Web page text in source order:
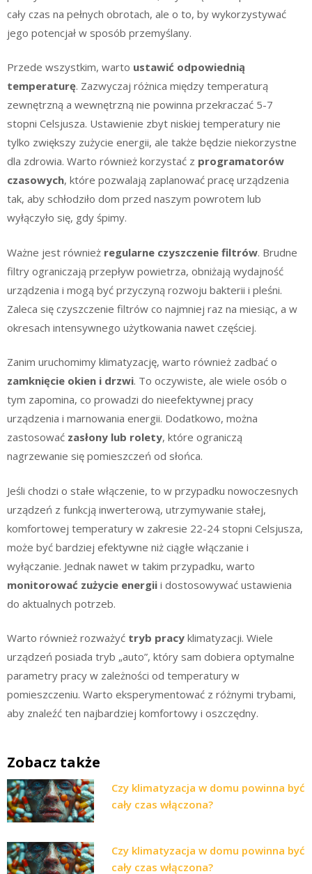
cały czas na pełnych obrotach, ale o to, by wykorzystywać
jego potencjał w sposób przemyślany.
Przede wszystkim, warto ustawić odpowiednią
temperaturę. Zazwyczaj różnica między temperaturą
zewnętrzną a wewnętrzną nie powinna przekraczać 5-7
stopni Celsjusza. Ustawienie zbyt niskiej temperatury nie
tylko zwiększy zużycie energii, ale także będzie niekorzystne
dla zdrowia. Warto również korzystać z programatorów
czasowych, które pozwalają zaplanować pracę urządzenia
tak, aby schłodziło dom przed naszym powrotem lub
wyłączyło się, gdy śpimy.
Ważne jest również regularne czyszczenie filtrów. Brudne
filtry ograniczają przepływ powietrza, obniżają wydajność
urządzenia i mogą być przyczyną rozwoju bakterii i pleśni.
Zaleca się czyszczenie filtrów co najmniej raz na miesiąc, a w
okresach intensywnego użytkowania nawet częściej.
Zanim uruchomimy klimatyzację, warto również zadbać o
zamknięcie okien i drzwi. To oczywiste, ale wiele osób o
tym zapomina, co prowadzi do nieefektywnej pracy
urządzenia i marnowania energii. Dodatkowo, można
zastosować zasłony lub rolety, które ograniczą
nagrzewanie się pomieszczeń od słońca.
Jeśli chodzi o stałe włączenie, to w przypadku nowoczesnych
urządzeń z funkcją inwerterową, utrzymywanie stałej,
komfortowej temperatury w zakresie 22-24 stopni Celsjusza,
może być bardziej efektywne niż ciągłe włączanie i
wyłączanie. Jednak nawet w takim przypadku, warto
monitorować zużycie energii i dostosowywać ustawienia
do aktualnych potrzeb.
Warto również rozważyć tryb pracy klimatyzacji. Wiele
urządzeń posiada tryb „auto”, który sam dobiera optymalne
parametry pracy w zależności od temperatury w
pomieszczeniu. Warto eksperymentować z różnymi trybami,
aby znaleźć ten najbardziej komfortowy i oszczędny.
Zobacz także
Czy klimatyzacja w domu powinna być
cały czas włączona?
Czy klimatyzacja w domu powinna być
cały czas włączona?